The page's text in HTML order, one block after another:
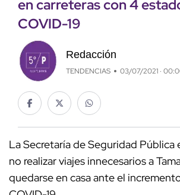
en carreteras con 4
COVID-19
Redacción
TENDENCIAS 03/07/2021 ·
La Secretaría de Seguridad Pública
no realizar viajes innecesarios a
quedarse en casa ante el